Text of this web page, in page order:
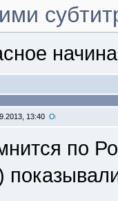
13:40
по